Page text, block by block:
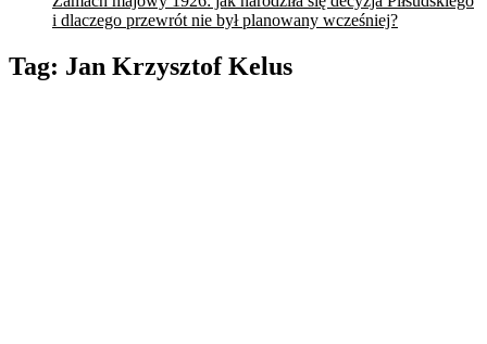
i dlaczego przewrót nie był planowany wcześniej?
Tag: Jan Krzysztof Kelus